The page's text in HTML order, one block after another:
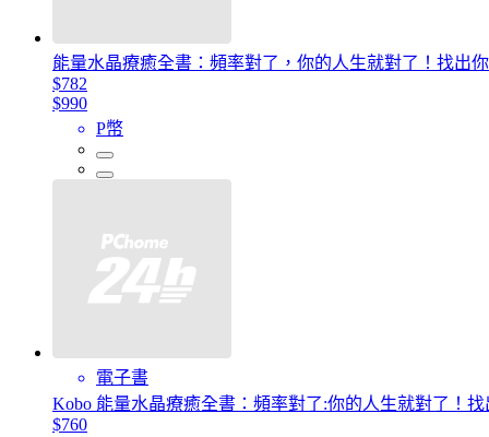
能量水晶療癒全書：頻率對了，你的人生就對了！找出
$782
$990
P幣
電子書
Kobo 能量水晶療癒全書：頻率對了:你的人生就對了！
$760